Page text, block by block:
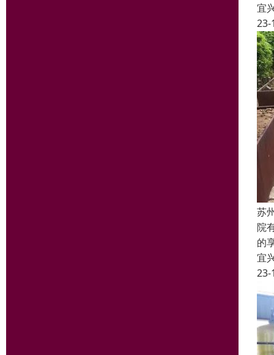
宜
23-
苏
院
的
宜
23-